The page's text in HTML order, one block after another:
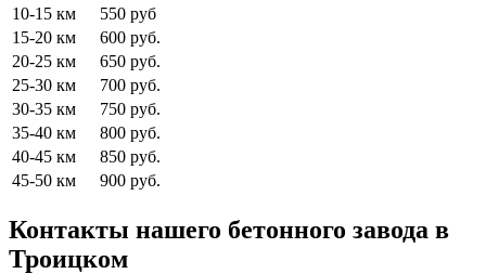
10-15 км
550 руб
15-20 км
600 руб.
20-25 км
650 руб.
25-30 км
700 руб.
30-35 км
750 руб.
35-40 км
800 руб.
40-45 км
850 руб.
45-50 км
900 руб.
Контакты нашего бетонного завода в
Троицком